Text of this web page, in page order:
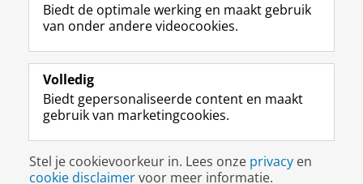
e
b
o
p
a
i
n
a
k
e
I
-
p
g
i
n
-
f
e
R
k
s
u
t
r
m
c
c
o
T
e
k
a
a
Studiekiezers
Alumni
Over ons
Disclaimer & Copyright
Inloggen
Biedt de optimale werking en maakt gebruik
van onder andere videocookies.
Volledig
Biedt gepersonaliseerde content en maakt
gebruik van marketingcookies.
Stel je cookievoorkeur in. Lees onze privacy en
cookie disclaimervoor meer informatie.